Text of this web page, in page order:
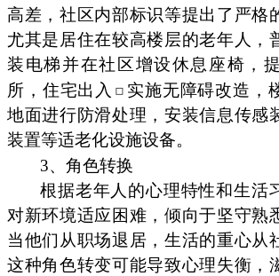
高差，社区内部标识等提出了严格
尤其是居住在较高楼层的老年人，
装电梯并在社区增设休息座椅，
所，住宅出入
实施无障碍改造，
地面进行防滑处理，安装信息传感
装置等适老化设施设备。
3、角色转换
根据老年人的心理特性和生活
对新环境适应困难，倾向于坚守熟
当他们从职场退居，生活的重心从
这种角色转变可能导致心理失衡，